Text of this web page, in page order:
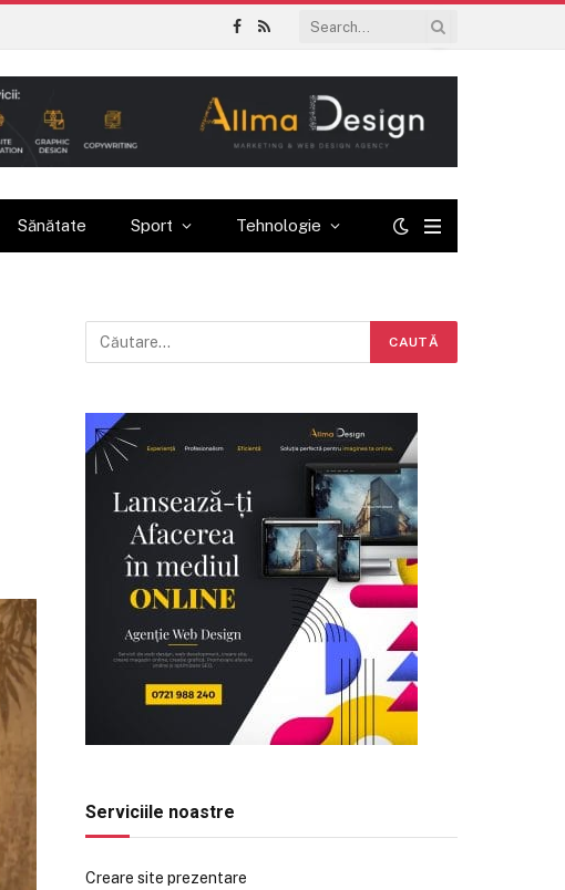
Facebook
RSS
Sănătate Sport Tehnologie
Serviciile noastre
Creare site prezentare